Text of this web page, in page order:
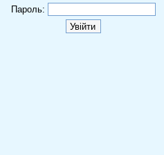
Пароль: